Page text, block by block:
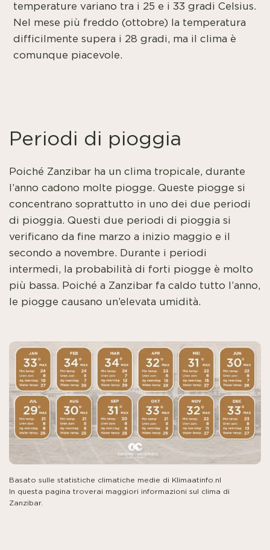
temperature variano tra i 25 e i 33 gradi Celsius.
Nel mese più freddo (ottobre) la temperatura
difficilmente supera i 28 gradi, ma il clima è
comunque piacevole.
Periodi di pioggia
Poiché Zanzibar ha un clima tropicale, durante
l’anno cadono molte piogge. Queste piogge si
concentrano soprattutto in uno dei due periodi
di pioggia. Questi due periodi di pioggia si
verificano da fine marzo a inizio maggio e il
secondo a novembre. Durante i periodi
intermedi, la probabilità di forti piogge è molto
più bassa. Poiché a Zanzibar fa caldo tutto l’anno,
le piogge causano un’elevata umidità.
Basato sulle statistiche climatiche medie di Klimaatinfo.nl
In questa pagina troverai maggiori informazioni sul clima di
Zanzibar.